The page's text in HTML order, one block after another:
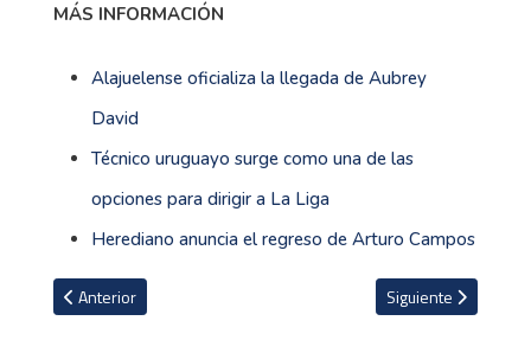
MÁS INFORMACIÓN
Alajuelense oficializa la llegada de Aubrey
David
Técnico uruguayo surge como una de las
opciones para dirigir a La Liga
Herediano anuncia el regreso de Arturo Campos
Artículo anterior: Ex técnico de Honduras será el sustituto de
Anterior Artículo siguiente:
Siguiente